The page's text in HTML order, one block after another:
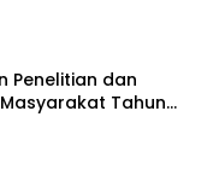
Penelitian dan
Tahun